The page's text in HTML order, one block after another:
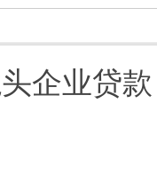
企业贷款